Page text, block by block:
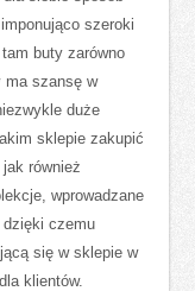
szeroki
buty zarówno
ma szansę w
duże
sklepie zakupić
również
wprowadzane
czemu
się w sklepie w
klientów.